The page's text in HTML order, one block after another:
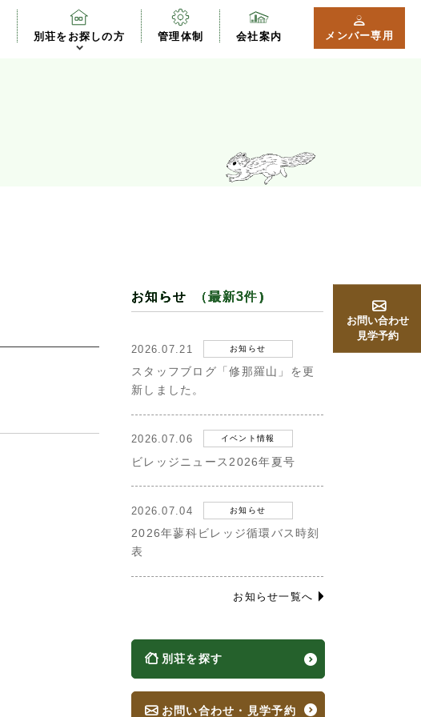
別荘をお探しの方 管理体制 会社案内 メンバー専用
お知らせ （最新3件）
2026.07.21 お知らせ
スタッフブログ「修那羅山」を更
新しました。
2026.07.06 イベント情報
ビレッジニュース2026年夏号
2026.07.04 お知らせ
2026年蓼科ビレッジ循環バス時刻
表
お知らせ一覧へ
別荘を探す
お問い合わせ・見学予約
お問い合わせ
見学予約